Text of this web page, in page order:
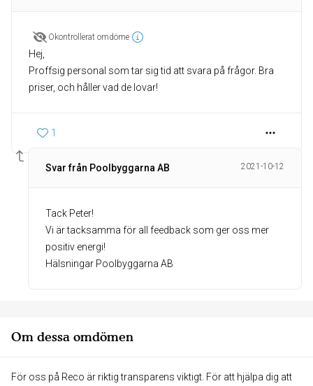
Om dessa omdömen
För oss på Reco är riktig transparens viktigt. För att hjälpa dig att
Okontrollerat omdöme
Hej,
Proffsig personal som tar sig tid att svara på frågor. Bra
priser, och håller vad de lovar!
1
Svar från Poolbyggarna AB 2021-10-12
Tack Peter!
Vi är tacksamma för all feedback som ger oss mer
positiv energi!
Hälsningar Poolbyggarna AB